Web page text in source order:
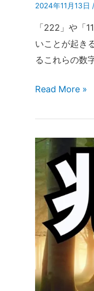
2024年11月13日 /
「222」や「
いことが起き
るこれらの数
Read More »